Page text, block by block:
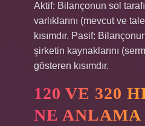
Aktif: Bilançonun sol
varlıklarını (mevcut ve
kısımdır. Pasif:
şirketin kaynaklarını
gösteren kısımdır.
120 VE 320
NE